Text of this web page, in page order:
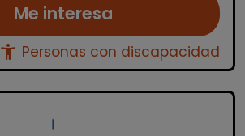
Me interesa
accessibility_new Personas con discapacidad